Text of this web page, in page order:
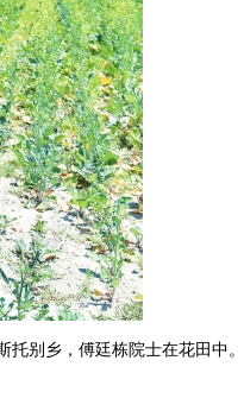
别乡，傅廷栋院士在花田中。